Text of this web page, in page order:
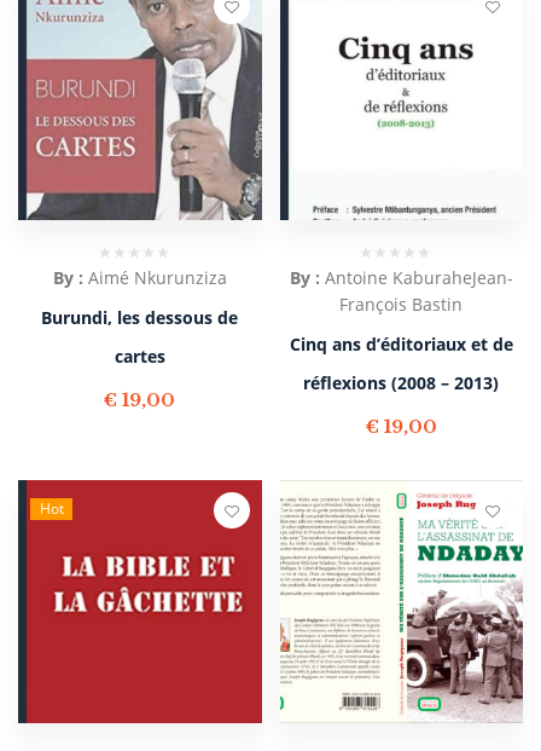
By : Aimé Nkurunziza
Burundi, les dessous de
cartes
€ 19,00
By : Antoine KaburaheJean-
François Bastin
Cinq ans d’éditoriaux et de
réflexions (2008 – 2013)
€ 19,00
Hot